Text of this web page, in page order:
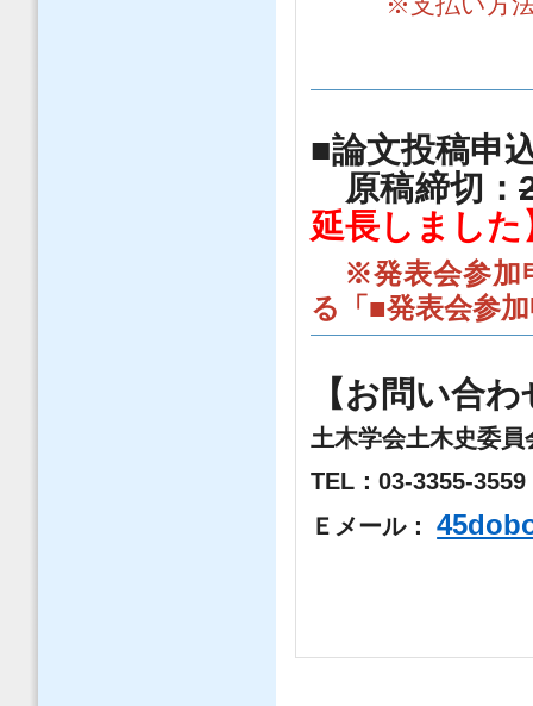
■論文投稿
原稿締切：
延長しました
※発表会参加
る「■発表会参
【お問い合
土木学会土木史委
TEL：03-3355-
Ｅメール：